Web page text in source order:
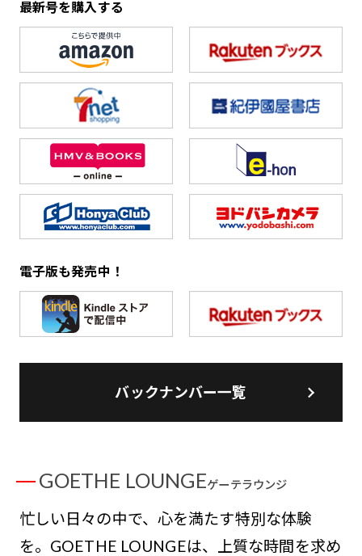
最新号を購入する
電子版も発売中！
バックナンバー一覧
GOETHE LOUNGEゲーテラウンジ
忙しい日々の中で、心を満たす特別な体験
を。GOETHE LOUNGEは、上質な時間を求め